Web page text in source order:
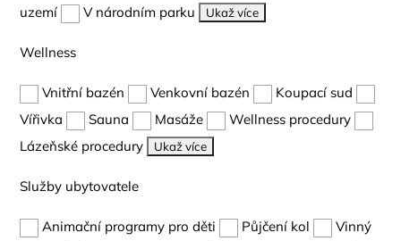
uzemí
V národním parku Ukaž více
Wellness
Vnitřní bazén Venkovní bazén
Koupací sud
Vířivka
Sauna Masáže
Wellness procedury
Lázeňské procedury
Ukaž více
Služby ubytovatele
Animační programy pro děti Půjčení kol
Vinný